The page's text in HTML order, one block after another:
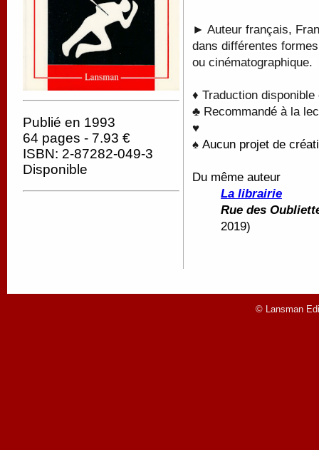
Publié en 1993
64 pages - 7.93 €
ISBN: 2-87282-049-3
Disponible
► Auteur français,
dans différentes
ou cinématographique.
♦ Traduction
♣ Recommandé à la
♥
♠ Aucun projet de
Du même auteur
La librairie
Rue des
2019)
© Lansman